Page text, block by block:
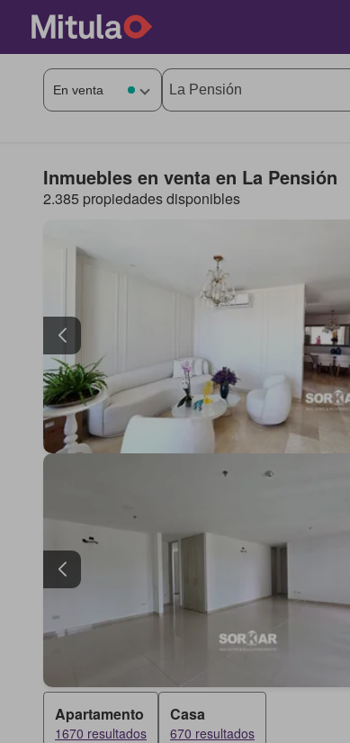
Inmuebles en venta en La Pensión
2.385 propiedades disponibles
Apartamento
1670 resultados
Casa
670 resultados